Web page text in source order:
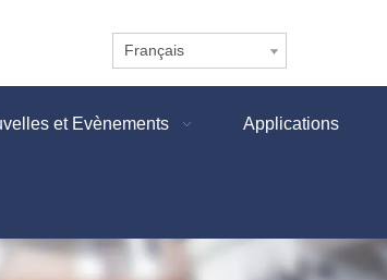
Français
et Evènements Applications